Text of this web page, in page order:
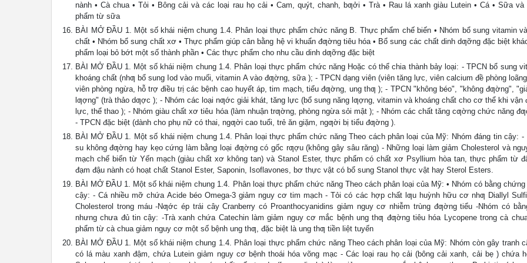
nành • Cà chua • Tỏi • Bông cải và các loại rau họ cải • Cam, quýt, chanh, bƣởi • Trà • Rau lá xanh giàu Lutein • Cá • Sữa
phẩm từ sữa
BÀI MỞ ĐẦU 1. Một số khái niệm chung 1.4. Phân loại thực phẩm chức năng B. Thực phẩm chế biến • Nhóm bổ sung vitamin
chất • Nhóm bổ sung chất xơ • Thực phẩm giúp cân bằng hệ vi khuẩn đƣờng tiêu hóa • Bổ sung các chất dinh dƣỡng đặc biệt
phẩm loại bỏ bớt một số thành phần • Các thực phẩm cho nhu cầu dinh dƣỡng đặc biệt
BÀI MỞ ĐẦU 1. Một số khái niệm chung 1.4. Phân loại thực phẩm chức năng Hoặc có thể chia thành bảy loại: - TPCN bổ sung
khoáng chất (nhƣ bổ sung Iod vào muối, vitamin A vào đƣờng, sữa ); - TPCN dạng viên (viên tăng lực, viên calcium đề phòng
viên phòng ngừa, hỗ trợ điều trị các bệnh cao huyết áp, tim mạch, tiểu đƣờng, ung thƣ ); - TPCN "không béo", "không đƣờng",
lƣợng" (trà thảo dƣợc ); - Nhóm các loại nƣớc giải khát, tăng lực (bổ sung năng lƣợng, vitamin và khoáng chất cho cơ thể khi vận
lực, thể thao ); - Nhóm giàu chất xơ tiêu hóa (làm nhuận trƣờng, phòng ngừa sỏi mật ); - Nhóm các chất tăng cƣờng chức năng
- TPCN đặc biệt (dành cho phụ nữ có thai, ngƣời cao tuổi, trẻ ăn giặm, ngƣời bị tiểu đƣờng ).
BÀI MỞ ĐẦU 1. Một số khái niệm chung 1.4. Phân loại thực phẩm chức năng Theo cách phân loại của Mỹ: Nhóm đáng tin cậy: -
su không đƣờng hay kẹo cứng làm bằng loại đƣờng có gốc rƣợu (không gây sâu răng) - Những loại làm giảm Cholesterol và
mạch chế biến từ Yến mạch (giàu chất xơ không tan) và Stanol Ester, thực phẩm có chất xơ Psyllium hòa tan, thực phẩm từ
đạm đậu nành có hoạt chất Stanol Ester, Saponin, Isoflavones, bơ thực vật có bổ sung Stanol thực vật hay Sterol Esters.
BÀI MỞ ĐẦU 1. Một số khái niệm chung 1.4. Phân loại thực phẩm chức năng Theo cách phân loại của Mỹ: • Nhóm có bằng chứng
cậy: - Cá nhiều mỡ chứa Acide béo Omega-3 giảm nguy cơ tim mạch - Tỏi có các hợp chất lƣu huỳnh hữu cơ nhƣ Diallyl
Cholesterol trong máu -Nƣớc ép trái cây Cranberry có Proanthocyanidins giảm nguy cơ nhiễm trùng đƣờng tiểu -Nhóm có
nhưng chưa đủ tin cậy: -Trà xanh chứa Catechin làm giảm nguy cơ mắc bệnh ung thƣ đƣờng tiêu hóa Lycopene trong cà
phẩm từ cà chua giảm nguy cơ một số bệnh ung thƣ, đặc biệt là ung thƣ tiền liệt tuyến
BÀI MỞ ĐẦU 1. Một số khái niệm chung 1.4. Phân loại thực phẩm chức năng Theo cách phân loại của Mỹ: Nhóm còn gây tranh
có lá màu xanh đậm, chứa Lutein giảm nguy cơ bệnh thoái hóa võng mạc - Các loại rau họ cải (bông cải xanh, cải bẹ ) chứa